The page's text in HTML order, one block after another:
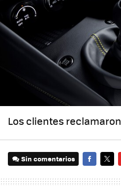
Los clientes reclamaron
Sin comentarios